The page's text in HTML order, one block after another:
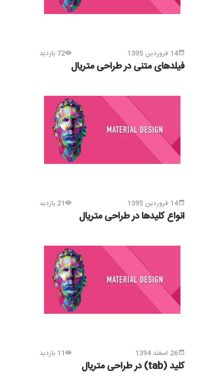
14 فروردین 1395 72 بازدید
فیلدهای متنی در طراحی متریال
14 فروردین 1395 21 بازدید
انواع کلیدها در طراحی متریال
26 اسفند 1394 11 بازدید
کلید (tab) در طراحی متریال